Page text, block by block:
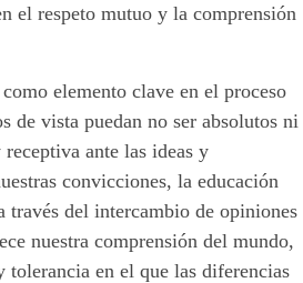
el respeto mutuo y la comprensión
como elemento clave en el proceso
de vista puedan no ser absolutos ni
ante las ideas y
convicciones, la educación
través del intercambio de opiniones
nuestra comprensión del mundo,
tolerancia en el que las diferencias